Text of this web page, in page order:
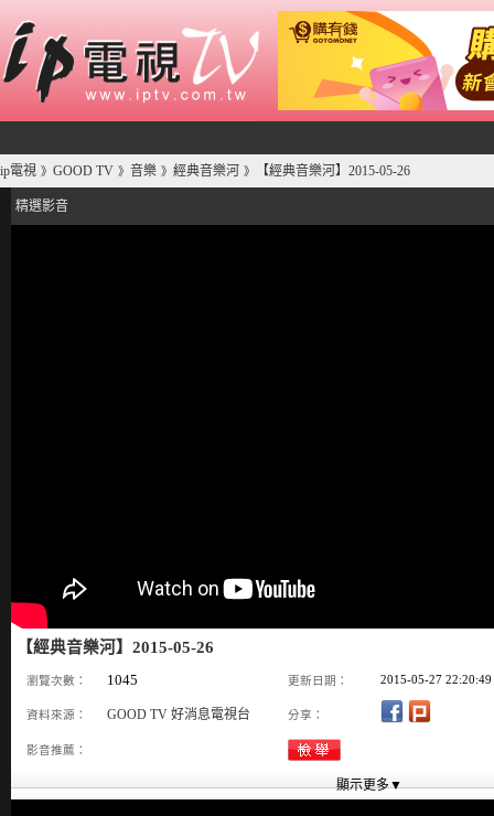
ip電視 》 GOOD TV 》 音樂 》 經典音樂河 》 【經典音樂河】2015-05-26
精選影音
【經典音樂河】2015-05-26
瀏覽次數： 1045 更新日期： 2015-05-27 22:20:49
資料來源： GOOD TV 好消息電視台 分享：
影音推薦：